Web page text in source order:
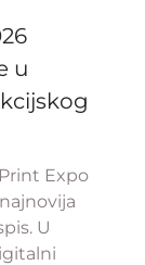
u
Expo
U